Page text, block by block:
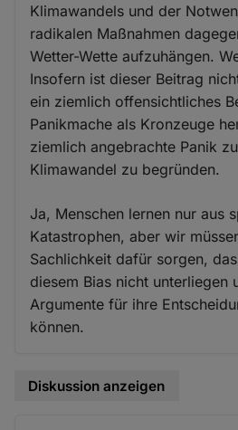
Klimawandels und der
radikalen Maßnahmen
Wetter-Wette aufzuhängen.
Insofern ist dieser Beitrag
ein ziemlich offensichtliches
Panikmache als Kronzeuge
ziemlich angebrachte Panik
Klimawandel zu begründen.
Ja, Menschen lernen nur aus
Katastrophen, aber wir
Sachlichkeit dafür sorgen,
diesem Bias nicht unterliegen
Argumente für ihre
können.
Diskussion anzeigen